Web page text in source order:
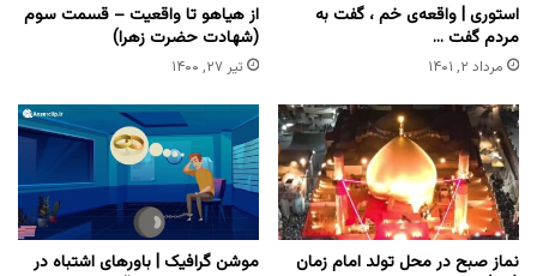
استوری | واقعه‌ی خم ، گفت به
مردم گفت …
مرداد ۲, ۱۴۰۱
از هیاهو تا واقعیت – قسمت سوم
(شهادت حضرت زهرا)
تیر ۲۷, ۱۴۰۰
نماز صبح در محل تولد امام زمان
‏موشن گرافیک | باورهای اشتباه در